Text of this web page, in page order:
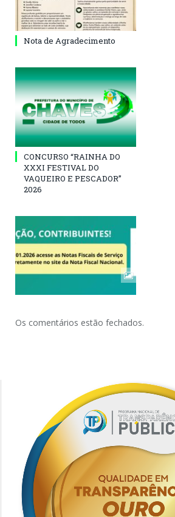
Nota de Agradecimento
CONCURSO “RAINHA DO
XXXI FESTIVAL DO
VAQUEIRO E PESCADOR”
2026
Os comentários estão fechados.